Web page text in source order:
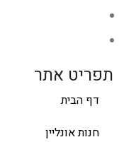
תפריט אתר
דף הבית
חנות אונליין